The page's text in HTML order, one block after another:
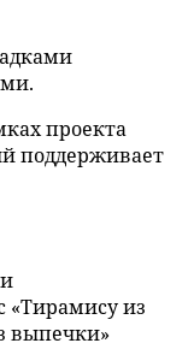
проекта
поддерживает
«Тирамису из
выпечки»